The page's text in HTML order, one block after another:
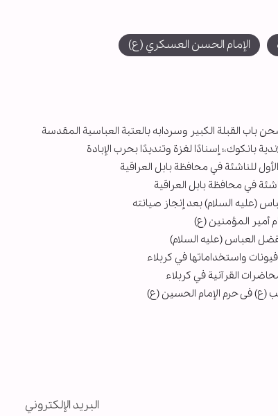
الإمام الحسن العسكري (ع)
القبلة الكبير وسردابه بالعتبة العباسية المقدسة
بانكوك،؛ إسنادًا لغزة وتنديدًا بحرب الإبادة
للناشئة في محافظة بابل العراقية
في محافظة بابل العراقية
(عليه السلام) بعد إنجاز صيانته
أمير المؤمنين (ع)
العباس (عليه السلام)
واستخداماتها في كربلاء
القرآنية في كربلاء
(ع) فی حرم الإمام الحسين (ع)
البريد الإلكتروني